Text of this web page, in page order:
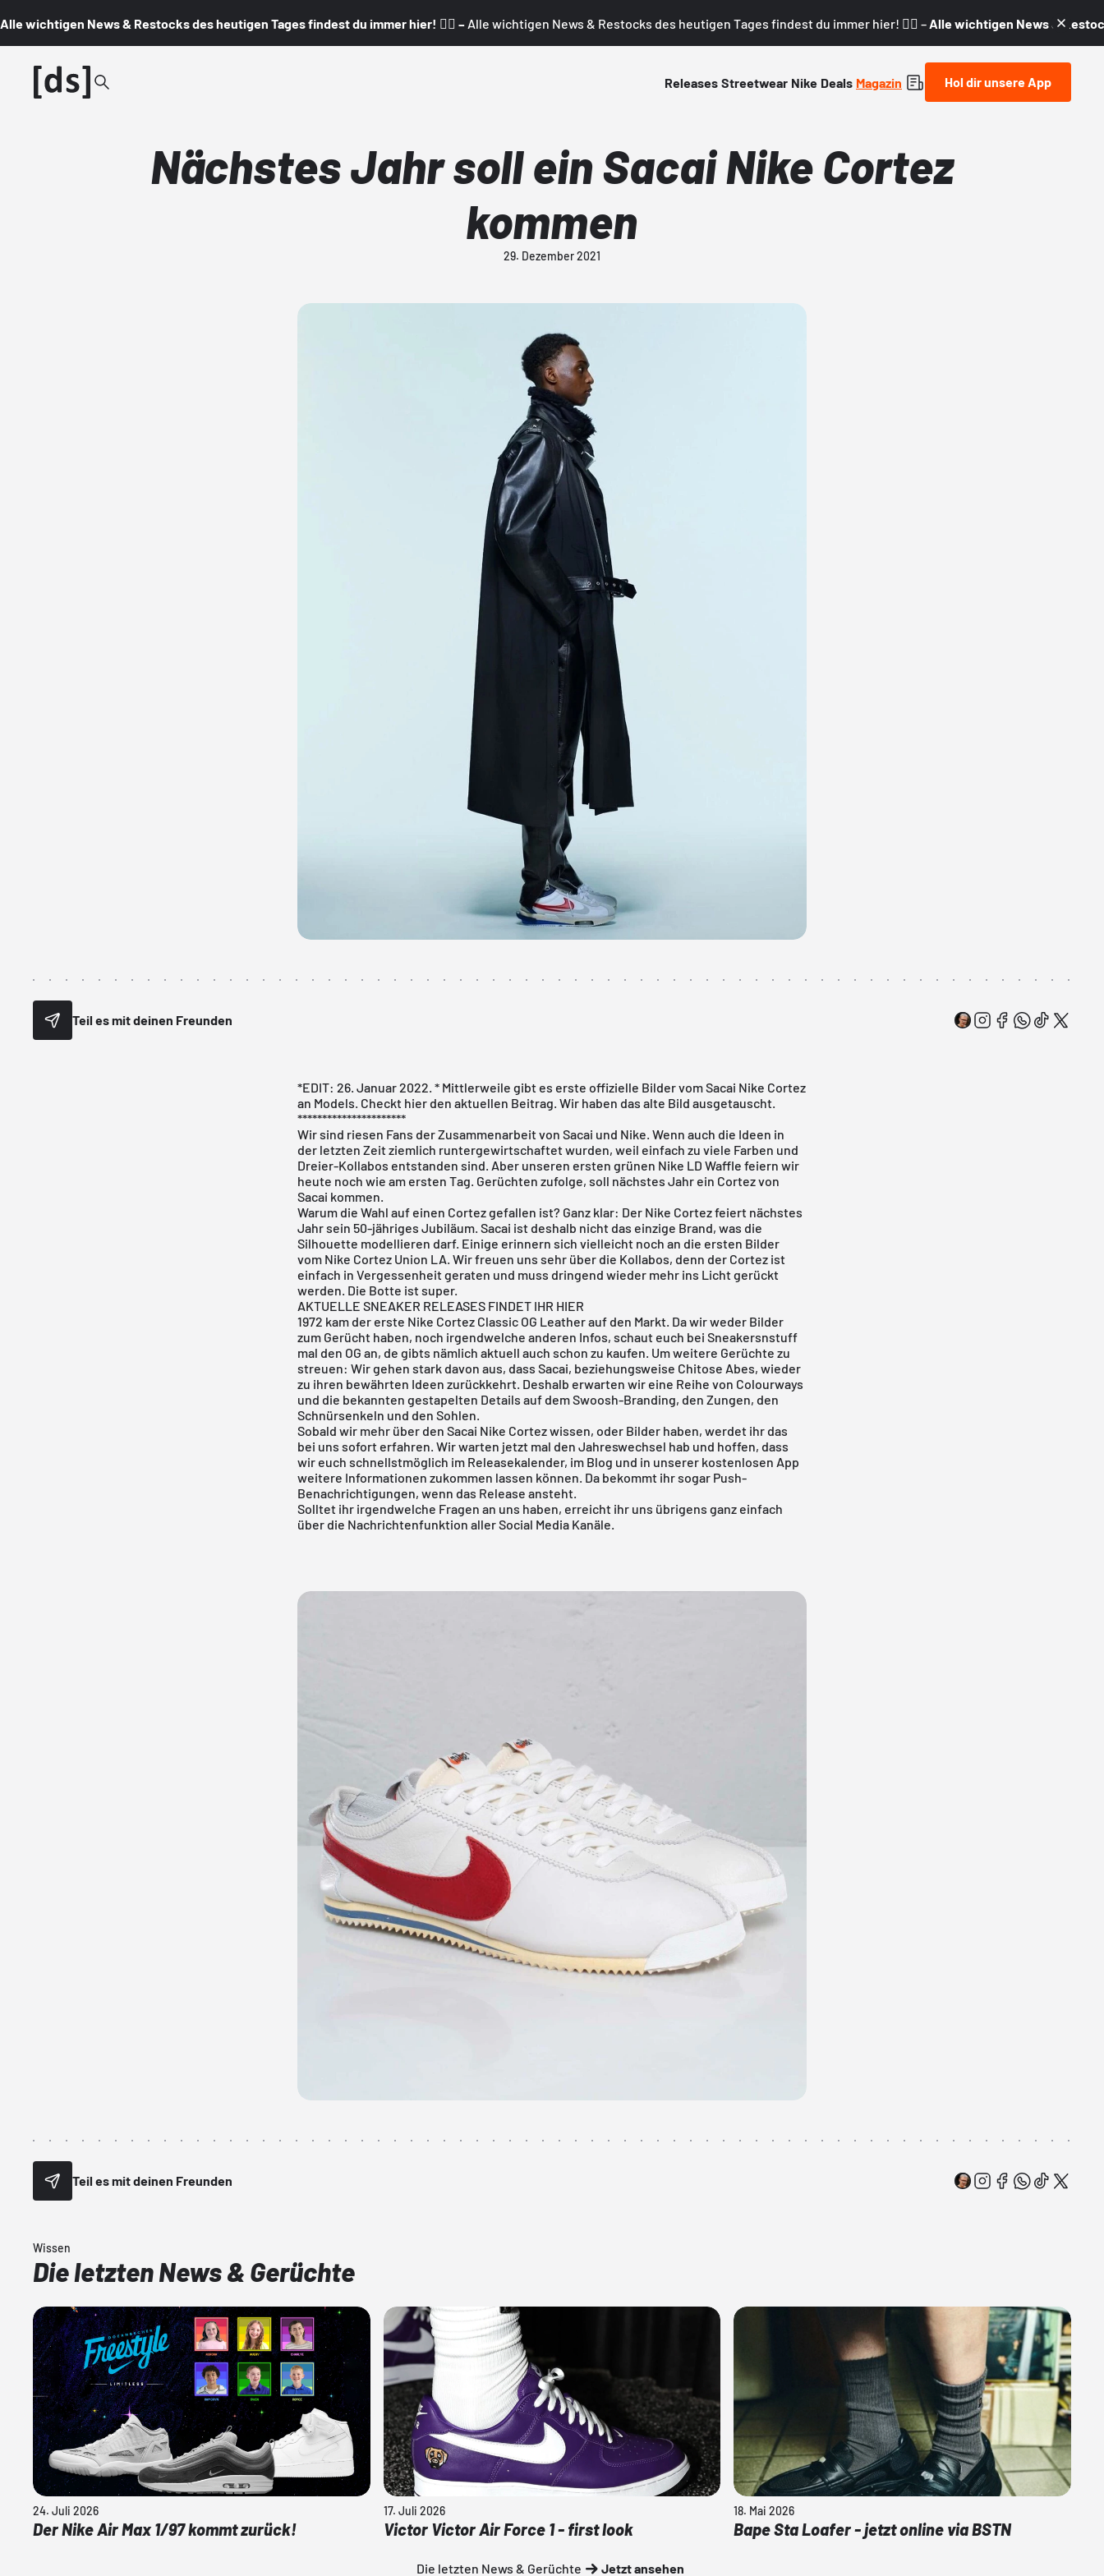
Alle wichtigen News & Restocks des heutigen Tages findest du immer hier! 👇🏼 – Alle wichtigen News & Restocks des heutigen Tages findest du immer hier! 👇🏼 – Alle wichtigen News &
Releases Streetwear Nike Deals Magazin Hol dir unsere App
Nächstes Jahr soll ein Sacai Nike Cortez
kommen
29. Dezember 2021
Teil es mit deinen Freunden
*EDIT: 26. Januar 2022. * Mittlerweile gibt es erste offizielle Bilder vom Sacai Nike Cortez
an Models. Checkt hier den aktuellen Beitrag. Wir haben das alte Bild ausgetauscht.
**********************
Wir sind riesen Fans der Zusammenarbeit von Sacai und Nike. Wenn auch die Ideen in
der letzten Zeit ziemlich runtergewirtschaftet wurden, weil einfach zu viele Farben und
Dreier-Kollabos entstanden sind. Aber unseren ersten grünen Nike LD Waffle feiern wir
heute noch wie am ersten Tag. Gerüchten zufolge, soll nächstes Jahr ein Cortez von
Sacai kommen.
Warum die Wahl auf einen Cortez gefallen ist? Ganz klar: Der Nike Cortez feiert nächstes
Jahr sein 50-jähriges Jubiläum. Sacai ist deshalb nicht das einzige Brand, was die
Silhouette modellieren darf. Einige erinnern sich vielleicht noch an die ersten Bilder
vom Nike Cortez Union LA. Wir freuen uns sehr über die Kollabos, denn der Cortez ist
einfach in Vergessenheit geraten und muss dringend wieder mehr ins Licht gerückt
werden. Die Botte ist super.
AKTUELLE SNEAKER RELEASES FINDET IHR HIER
1972 kam der erste Nike Cortez Classic OG Leatherauf den Markt. Da wir weder Bilder
zum Gerücht haben, noch irgendwelche anderen Infos, schaut euch bei Sneakersnstuff
mal den OG an, de gibts nämlich aktuell auch schon zu kaufen. Um weitere Gerüchte zu
streuen: Wir gehen stark davon aus, dass Sacai, beziehungsweise Chitose Abes, wieder
zu ihren bewährten Ideen zurückkehrt. Deshalb erwarten wir eine Reihe von Colourways
und die bekannten gestapelten Details auf dem Swoosh-Branding, den Zungen, den
Schnürsenkeln und den Sohlen.
Sobald wir mehr über den Sacai Nike Cortez wissen, oder Bilder haben, werdet ihr das
bei uns sofort erfahren. Wir warten jetzt mal den Jahreswechsel hab und hoffen, dass
wir euch schnellstmöglich im Releasekalender, im Blog und in unserer kostenlosen App
weitere Informationen zukommen lassen können. Da bekommt ihr sogar Push-
Benachrichtigungen, wenn das Release ansteht.
Solltet ihr irgendwelche Fragen an uns haben, erreicht ihr uns übrigens ganz einfach
über die Nachrichtenfunktion aller Social Media Kanäle.
Teil es mit deinen Freunden
Wissen
Die letzten News & Gerüchte
24. Juli 2026
Der Nike Air Max 1/97 kommt zurück!
17. Juli 2026
Victor Victor Air Force 1 - first look
18. Mai 2026
Bape Sta Loafer - jetzt online via BSTN
Die letzten News & Gerüchte Jetzt ansehen